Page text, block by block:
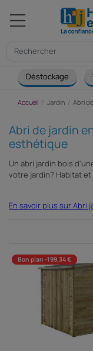
Déstockage
Accueil Jardin Abri
Abri de jardin
esthétique
Un abri jardin bois
votre jardin? Habitat
vos outils, machines,
jardin bois vous
parfaitement dans
En savoir plus sur Abri
Bon plan -199,34 €